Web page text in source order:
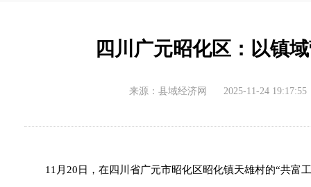
四川广元昭化区：以镇
来源：县域经济网 2025-11-24 19:17:55
11月20日，在四川省广元市昭化区昭化镇天雄村的“共富